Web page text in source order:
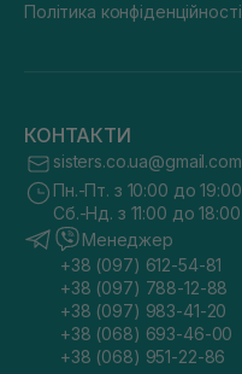
Політика конфіденційності
КОНТАКТИ
sisters.co.ua@gmail.com
Пн.-Пт. з 10:00 до 19:00
Сб.-Нд. з 11:00 до 18:00
Менеджер
+38 (097) 612-54-81
+38 (097) 788-12-88
+38 (097) 983-41-20
+38 (068) 693-46-00
+38 (068) 951-22-86